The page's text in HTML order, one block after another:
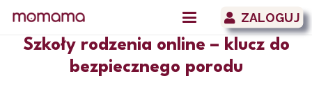
ZALOGUJ
Szkoły rodzenia online – klucz do
bezpiecznego porodu